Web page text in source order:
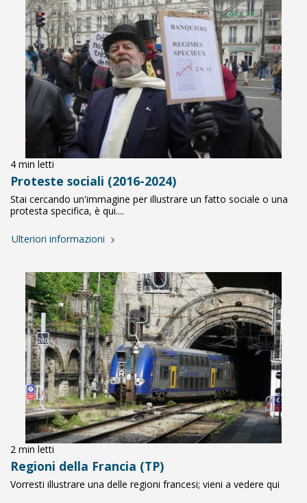
4 min letti
Proteste sociali (2016-2024)
Stai cercando un'immagine per illustrare un fatto sociale o una
protesta specifica, è qui....
Ulteriori informazioni
2 min letti
Regioni della Francia (TP)
Vorresti illustrare una delle regioni francesi; vieni a vedere qui